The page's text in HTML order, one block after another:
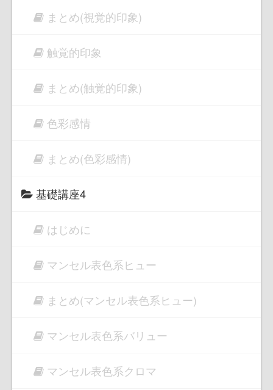
まとめ(視覚的印象)
触覚的印象
まとめ(触覚的印象)
色彩感情
まとめ(色彩感情)
基礎講座4
はじめに
マンセル表色系ヒュー
まとめ(マンセル表色系ヒュー)
マンセル表色系バリュー
マンセル表色系クロマ